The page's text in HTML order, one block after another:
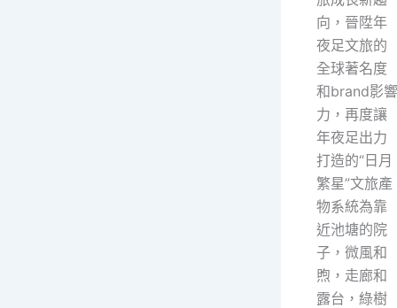
向，晉陞年
夜足文旅的
全球著名度
和brand影響
力，再度讓
年夜足出力
打造的“日月
繁星”文旅產
物系統為靠
近池塘的院
子，微風和
煦，走廊和
露台，綠樹